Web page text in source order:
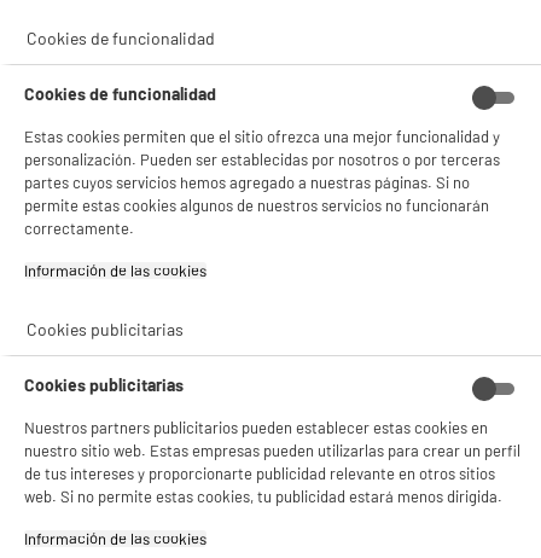
product_anchor_characteristics
Cookies de funcionalidad
Cookies de funcionalidad
Estas cookies permiten que el sitio ofrezca una mejor funcionalidad y
personalización. Pueden ser establecidas por nosotros o por terceras
partes cuyos servicios hemos agregado a nuestras páginas. Si no
permite estas cookies algunos de nuestros servicios no funcionarán
correctamente.
Información de las cookies‎
Cookies publicitarias
Cookies publicitarias
Nuestros partners publicitarios pueden establecer estas cookies en
nuestro sitio web. Estas empresas pueden utilizarlas para crear un perfil
de tus intereses y proporcionarte publicidad relevante en otros sitios
web. Si no permite estas cookies, tu publicidad estará menos dirigida.
Información de las cookies‎